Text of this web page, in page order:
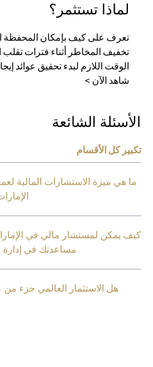
لماذا تستثمر؟
تعرف على كيف بإمكان المحفظة
تخفيف المخاطر أثناء فترات تقلب
الوقت اللازم لبدء تحقيق عوائد
شاهد الآن >
الأسئلة الشائعة
تكبير كل الأقسام
ما هي ميزة الاستشارات المالية
كيف يمكن لمستشار مالي في
مساعدتك في إدارة
هل الاستثمار العالمي جزء من